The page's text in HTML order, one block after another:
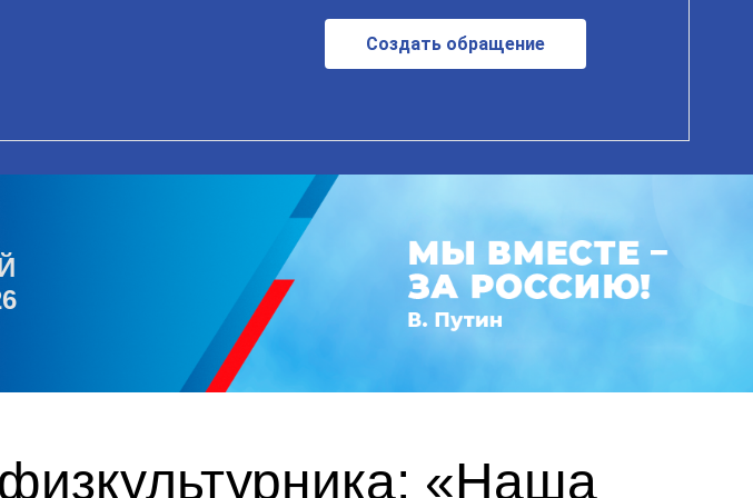
Создать обращение
«Наша